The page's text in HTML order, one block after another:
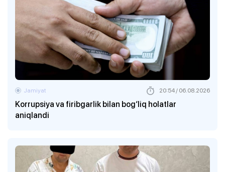
Korrupsiya va firibgarlik bilan bog‘liq holatlar
aniqlandi
Jamiyat 20:54 / 06.08.2026